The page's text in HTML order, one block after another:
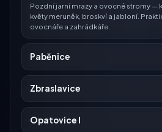
Pozdní jarní mrazy a ovocné stromy —
květy meruněk, broskví a jabloní.
ovocnáře a zahrádkáře.
Paběnice
Zbraslavice
Opatovice I